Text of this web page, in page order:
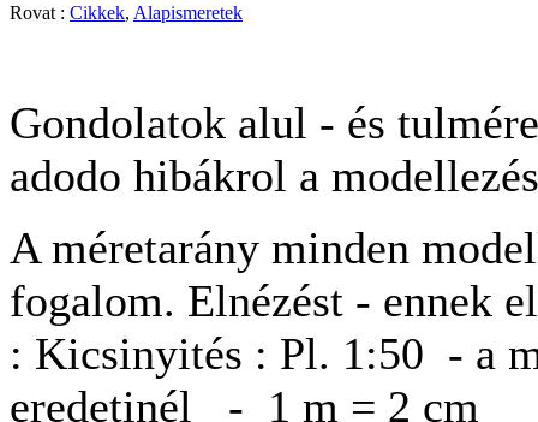
Rovat : Cikkek, Alapismeretek
Gondolatok alul - és
adodo hibákrol a
A méretarány minden
fogalom. Elnézést - ennek
: Kicsinyités : Pl. 1:50 - a
eredetinél - 1 m = 2 cm